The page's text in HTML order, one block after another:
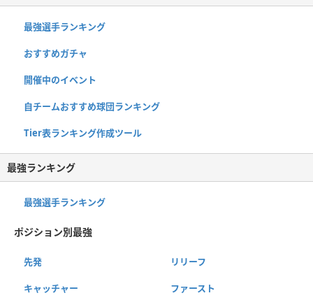
最強選手ランキング
おすすめガチャ
開催中のイベント
自チームおすすめ球団ランキング
Tier表ランキング作成ツール
最強ランキング
最強選手ランキング
ポジション別最強
先発 リリーフ
キャッチャー ファースト